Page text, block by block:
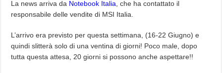
La news arriva da Notebook Italia , che ha contattato il
responsabile delle vendite di MSI Italia.
L’arrivo era previsto per questa settimana, (16-22 Giugno) e
quindi slitterà solo di una ventina di giorni! Poco male, dopo
tutta questa attesa, 20 giorni si possono anche aspettare!!